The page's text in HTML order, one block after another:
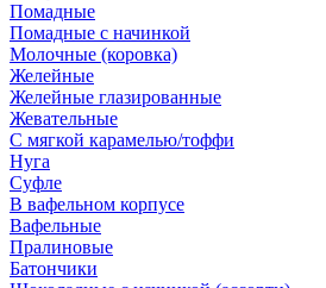
Помадные
Помадные с начинкой
Молочные (коровка)
Желейные
Желейные глазированные
Жевательные
С мягкой карамелью/тоффи
Нуга
Суфле
В вафельном корпусе
Вафельные
Пралиновые
Батончики